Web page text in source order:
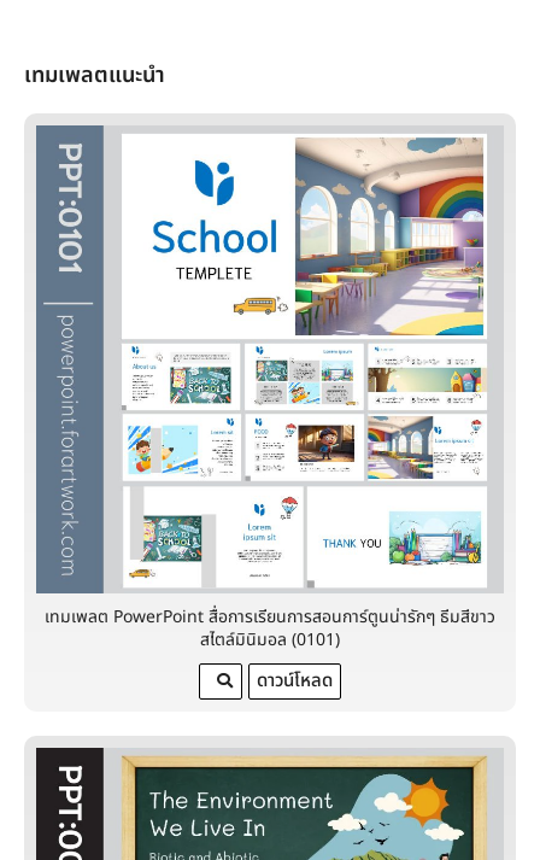
เทมเพลตแนะนำ
เทมเพลต PowerPoint สื่อการเรียนการสอนการ์ตูนน่ารักๆ ธีมสีขาว
สไตล์มินิมอล (0101)
ดาวน์โหลด